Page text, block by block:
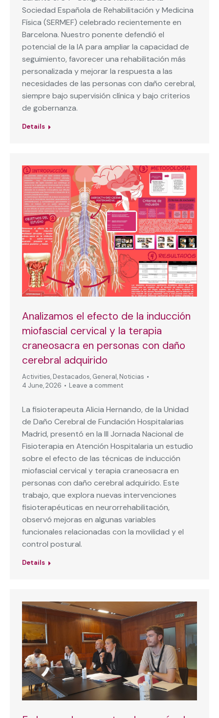
Sociedad Española de Rehabilitación y Medicina
Física (SERMEF) celebrado recientemente en
Barcelona. Nuestro ponente defendió el
potencial de la IA para ampliar la capacidad de
seguimiento, favorecer una rehabilitación más
personalizada y mejorar la respuesta a las
necesidades de las personas con daño cerebral,
siempre bajo supervisión clínica y bajo criterios
de gobernanza.
Details
Analizamos el efecto de la inducción
miofascial cervical y la terapia
craneosacra en personas con daño
cerebral adquirido
Activities, Destacados, General, Noticias
4 June, 2026
Leave a comment
La fisioterapeuta Alicia Hernando, de la Unidad
de Daño Cerebral de Fundación Hospitalarias
Madrid, presentó en la III Jornada Nacional de
Fisioterapia en Atención Hospitalaria un estudio
sobre el efecto de las técnicas de inducción
miofascial cervical y terapia craneosacra en
personas con daño cerebral adquirido. Este
trabajo, que explora nuevas intervenciones
fisioterapéuticas en neurorrehabilitación,
observó mejoras en algunas variables
funcionales relacionadas con la movilidad y el
control postural.
Details